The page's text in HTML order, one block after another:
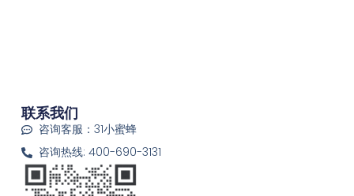
联系我们
咨询客服：31小蜜蜂
咨询热线: 400-690-3131